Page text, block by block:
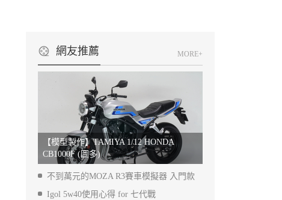
網友推薦 MORE+
【模型製作】TAMIYA 1/12 HONDA
CB1000F (圖多)
不到萬元的MOZA R3賽車模擬器 入門款
Igol 5w40使用心得 for 七代戰